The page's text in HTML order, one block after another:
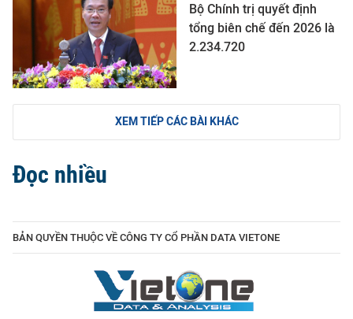
Bộ Chính trị quyết định
tổng biên chế đến 2026 là
2.234.720
XEM TIẾP CÁC BÀI KHÁC
Đọc nhiều
BẢN QUYỀN THUỘC VỀ CÔNG TY CỔ PHẦN DATA VIETONE